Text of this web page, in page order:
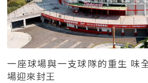
一座球場與一支球隊的重生 味
場迎來封王